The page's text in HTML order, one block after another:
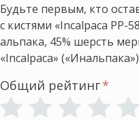
Будьте первым, кто
с кистями «Incalpaca PP-
альпака, 45% шерсть
«Incalpaca»
Общий рейтинг*